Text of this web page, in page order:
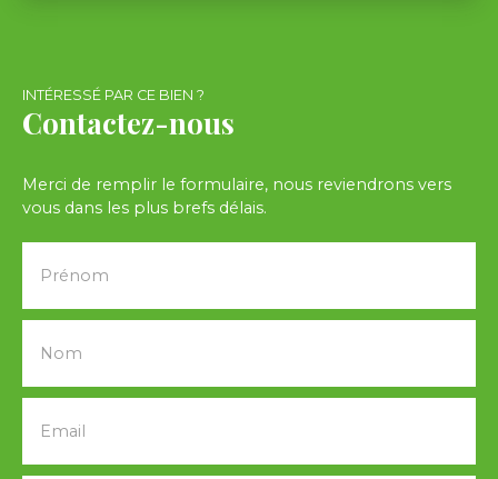
INTÉRESSÉ PAR CE BIEN ?
Contactez-nous
Merci de remplir le formulaire, nous reviendrons vers
vous dans les plus brefs délais.
Prénom
Nom
Email